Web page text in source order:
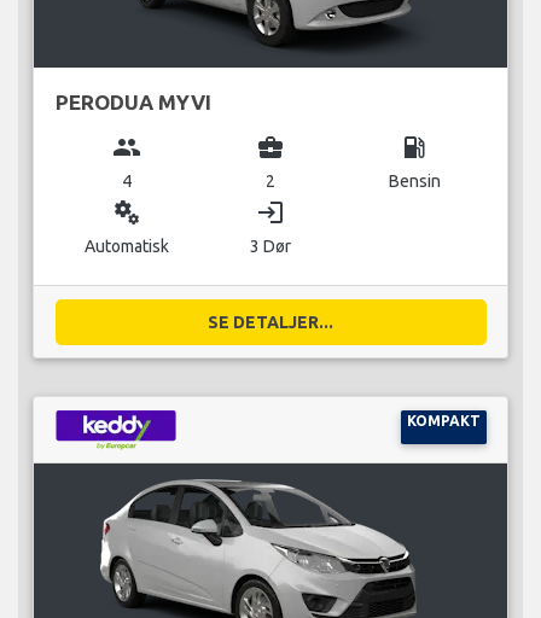
PERODUA MYVI
group
4
business_center
2
local_gas_station
Bensin
miscellaneous_services
Automatisk
login
3 Dør
SE DETALJER...
KOMPAKT